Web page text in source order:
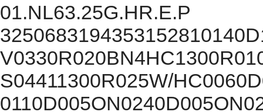
01.NL63.25G.HR.E.P
S04411300R025W/